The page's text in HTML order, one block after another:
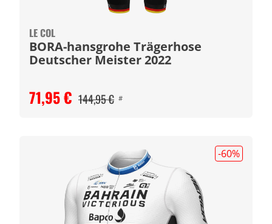
LE COL
BORA-hansgrohe Trägerhose
Deutscher Meister 2022
71,95 € 144,95 € #
-60%